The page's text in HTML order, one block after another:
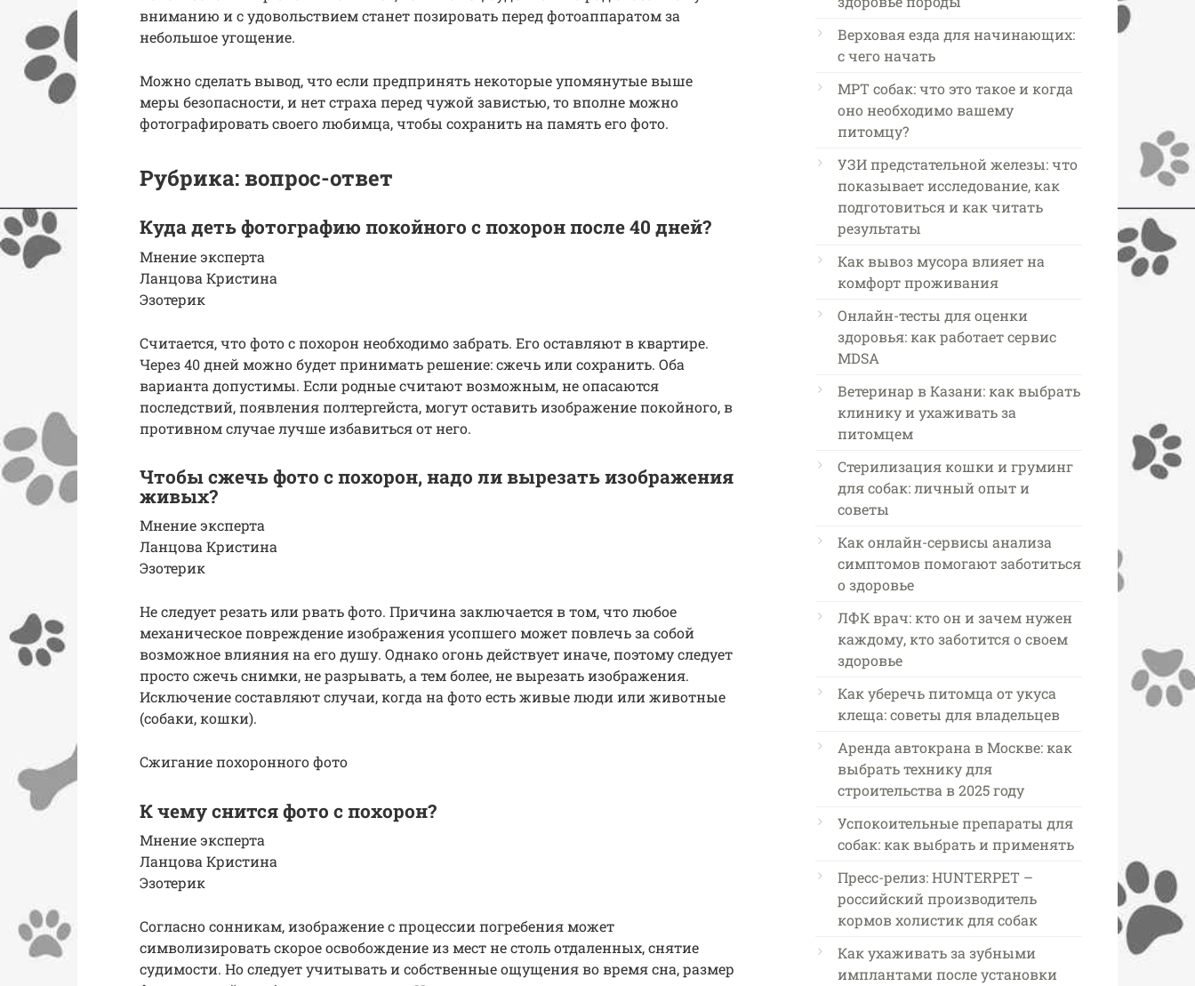
вниманию и с удовольствием станет позировать перед фотоаппаратом за
небольшое угощение.
Можно сделать вывод, что если предпринять некоторые упомянутые выше
меры безопасности, и нет страха перед чужой завистью, то вполне можно
фотографировать своего любимца, чтобы сохранить на память его фото.
Рубрика: вопрос-ответ
Куда деть фотографию покойного с похорон после 40 дней?
Мнение эксперта
Ланцова Кристина
Эзотерик
Считается, что фото с похорон необходимо забрать. Его оставляют в квартире.
Через 40 дней можно будет принимать решение: сжечь или сохранить. Оба
варианта допустимы. Если родные считают возможным, не опасаются
последствий, появления полтергейста, могут оставить изображение покойного, в
противном случае лучше избавиться от него.
Чтобы сжечь фото с похорон, надо ли вырезать изображения
живых?
Мнение эксперта
Ланцова Кристина
Эзотерик
Не следует резать или рвать фото. Причина заключается в том, что любое
механическое повреждение изображения усопшего может повлечь за собой
возможное влияния на его душу. Однако огонь действует иначе, поэтому следует
просто сжечь снимки, не разрывать, а тем более, не вырезать изображения.
Исключение составляют случаи, когда на фото есть живые люди или животные
(собаки, кошки).
Сжигание похоронного фото
К чему снится фото с похорон?
Мнение эксперта
Ланцова Кристина
Эзотерик
Согласно сонникам, изображение с процессии погребения может
символизировать скорое освобождение из мест не столь отдаленных, снятие
судимости. Но следует учитывать и собственные ощущения во время сна, размер
Верховая езда для начинающих:
с чего начать
МРТ собак: что это такое и когда
оно необходимо вашему
питомцу?
УЗИ предстательной железы: что
показывает исследование, как
подготовиться и как читать
результаты
Как вывоз мусора влияет на
комфорт проживания
Онлайн-тесты для оценки
здоровья: как работает сервис
MDSA
Ветеринар в Казани: как выбрать
клинику и ухаживать за
питомцем
Стерилизация кошки и груминг
для собак: личный опыт и
советы
Как онлайн-сервисы анализа
симптомов помогают заботиться
о здоровье
ЛФК врач: кто он и зачем нужен
каждому, кто заботится о своем
здоровье
Как уберечь питомца от укуса
клеща: советы для владельцев
Аренда автокрана в Москве: как
выбрать технику для
строительства в 2025 году
Успокоительные препараты для
собак: как выбрать и применять
Пресс-релиз: HUNTERPET –
российский производитель
кормов холистик для собак
Как ухаживать за зубными
имплантами после установки